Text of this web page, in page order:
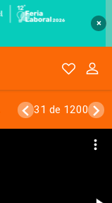
×
31 de 1200